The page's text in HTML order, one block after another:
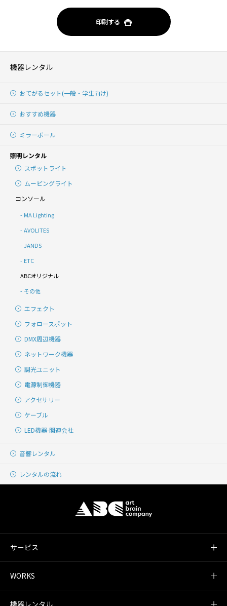
印刷する
機器レンタル
おてがるセット(一般・学生向け)
おすすめ機器
ミラーボール
照明レンタル
スポットライト
ムービングライト
コンソール
MA Lighting
AVOLITES
JANDS
ETC
ABCオリジナル
その他
エフェクト
フォロースポット
DMX周辺機器
ネットワーク機器
調光ユニット
電源制御機器
アクセサリー
ケーブル
LED機器-関連会社
音響レンタル
レンタルの流れ
サービス
WORKS